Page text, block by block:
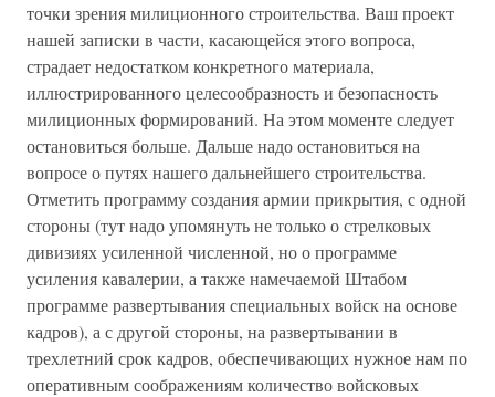
точки зрения милиционного строительства. Ваш проект
нашей записки в части, касающейся этого вопроса,
страдает недостатком конкретного материала,
иллюстрированного целесообразность и безопасность
милиционных формирований. На этом моменте следует
остановиться больше. Дальше надо остановиться на
вопросе о путях нашего дальнейшего строительства.
Отметить программу создания армии прикрытия, с одной
стороны (тут надо упомянуть не только о стрелковых
дивизиях усиленной численной, но о программе
усиления кавалерии, а также намечаемой Штабом
программе развертывания специальных войск на основе
кадров), а с другой стороны, на развертывании в
трехлетний срок кадров, обеспечивающих нужное нам по
оперативным соображениям количество войсковых